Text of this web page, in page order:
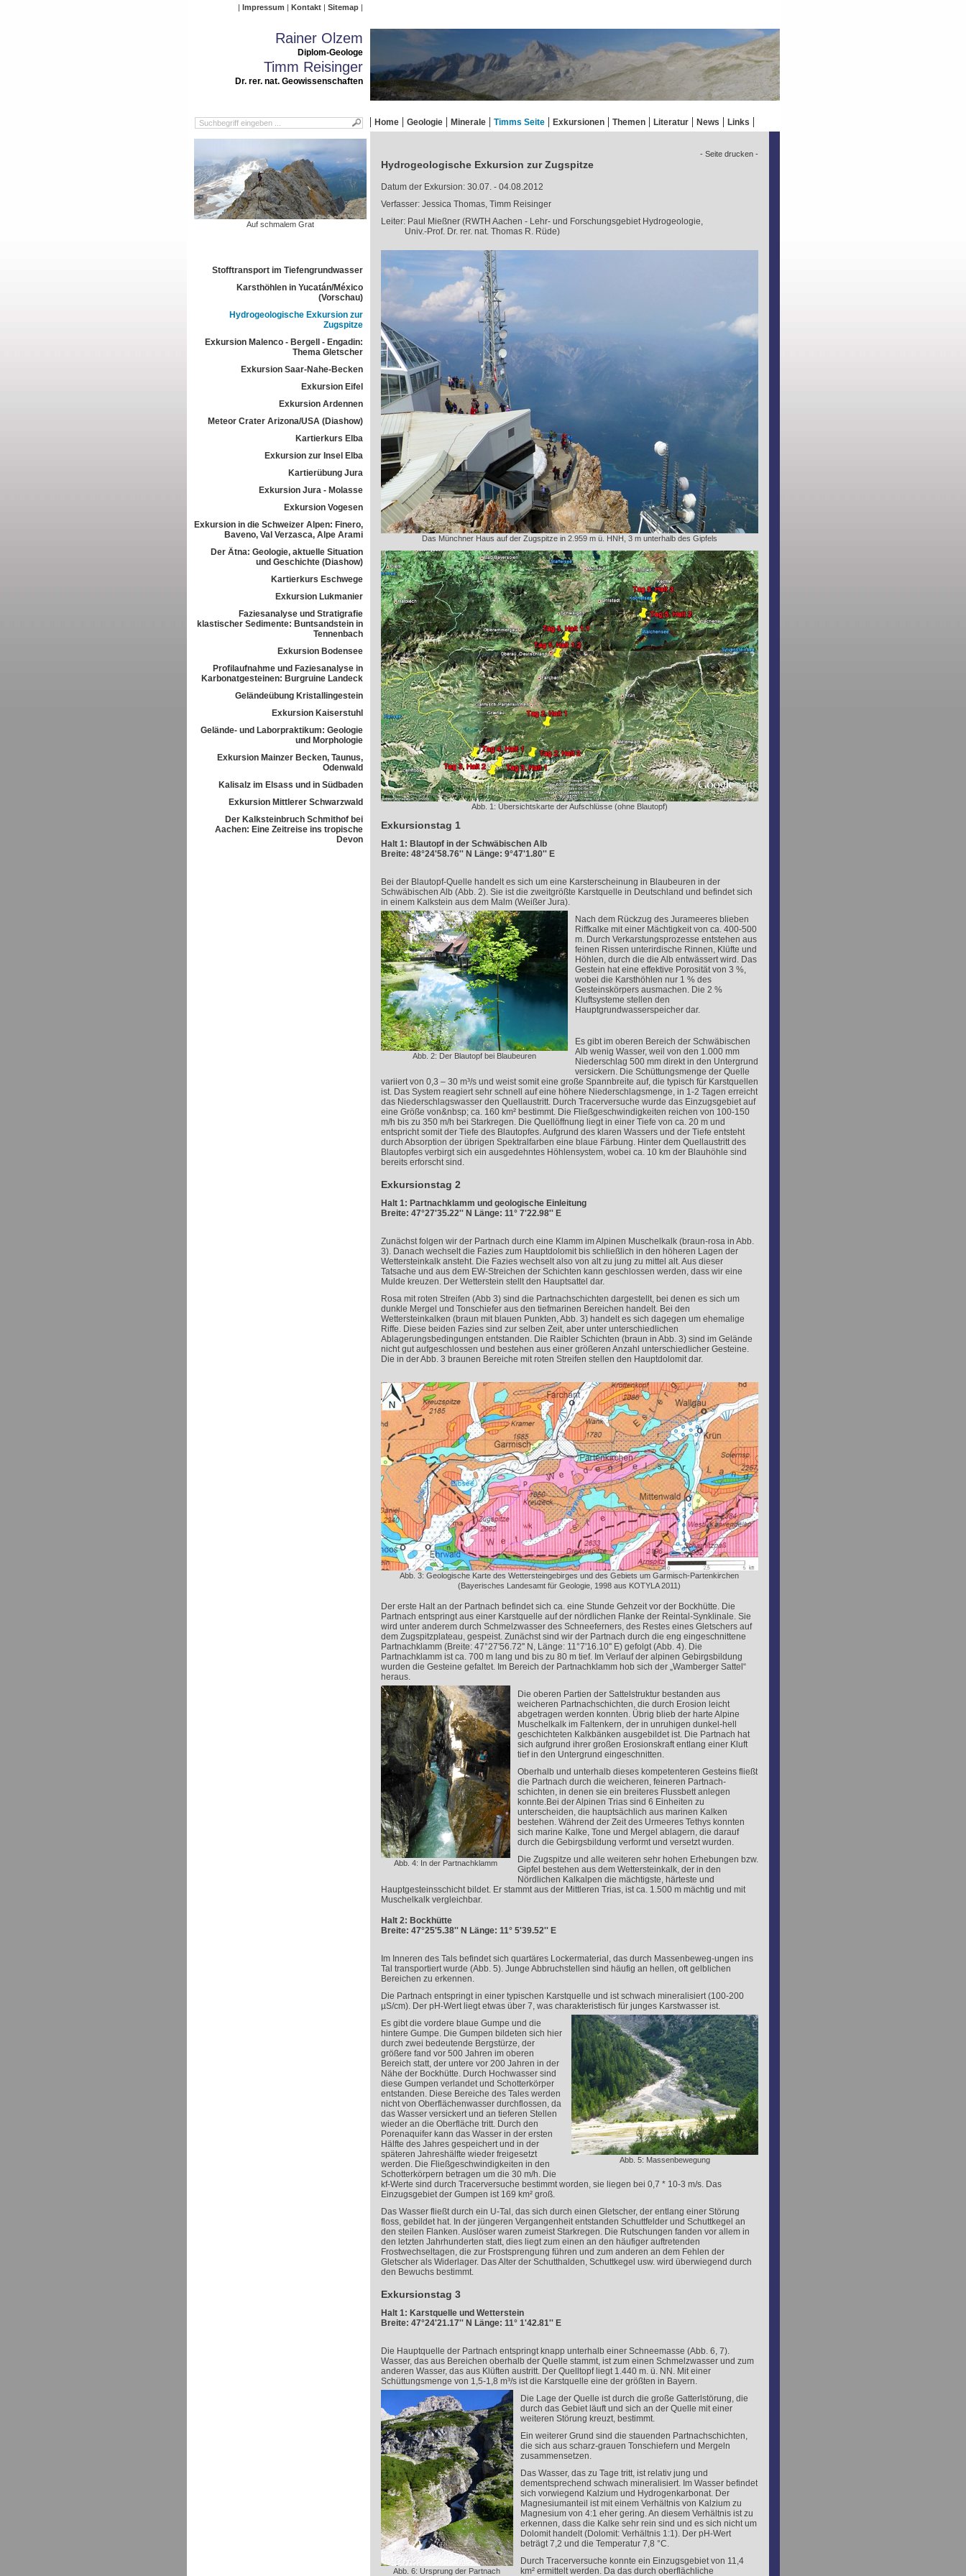
Impressum Kontakt Sitemap
Rainer Olzem
Diplom-Geologe
Timm Reisinger
Dr. rer. nat. Geowissenschaften
Home Geologie Minerale Timms Seite Exkursionen Themen Literatur News Links
Auf schmalem Grat
Stofftransport im Tiefengrundwasser
Karsthöhlen in Yucatán/México
(Vorschau)
Hydrogeologische Exkursion zur
Zugspitze
Exkursion Malenco - Bergell - Engadin:
Thema Gletscher
Exkursion Saar-Nahe-Becken
Exkursion Eifel
Exkursion Ardennen
Meteor Crater Arizona/USA (Diashow)
Kartierkurs Elba
Exkursion zur Insel Elba
Kartierübung Jura
Exkursion Jura - Molasse
Exkursion Vogesen
Exkursion in die Schweizer Alpen: Finero,
Baveno, Val Verzasca, Alpe Arami
Der Ätna: Geologie, aktuelle Situation
und Geschichte (Diashow)
Kartierkurs Eschwege
Exkursion Lukmanier
Faziesanalyse und Stratigrafie
klastischer Sedimente: Buntsandstein in
Tennenbach
Exkursion Bodensee
Profilaufnahme und Faziesanalyse in
Karbonatgesteinen: Burgruine Landeck
Geländeübung Kristallingestein
Exkursion Kaiserstuhl
Gelände- und Laborpraktikum: Geologie
und Morphologie
Exkursion Mainzer Becken, Taunus,
Odenwald
Kalisalz im Elsass und in Südbaden
Exkursion Mittlerer Schwarzwald
Der Kalksteinbruch Schmithof bei
Aachen: Eine Zeitreise ins tropische
Devon
- Seite drucken -
Hydrogeologische Exkursion zur Zugspitze
Datum der Exkursion: 30.07. - 04.08.2012
Verfasser: Jessica Thomas, Timm Reisinger
Leiter: Paul Mießner (RWTH Aachen - Lehr- und Forschungsgebiet Hydrogeologie,
Univ.-Prof. Dr. rer. nat. Thomas R. Rüde)
Das Münchner Haus auf der Zugspitze in 2.959 m ü. HNH, 3 m unterhalb des Gipfels
Abb. 1: Übersichtskarte der Aufschlüsse (ohne Blautopf)
Exkursionstag 1
Halt 1: Blautopf in der Schwäbischen Alb
Breite: 48°24'58.76'' N Länge: 9°47'1.80'' E
Bei der Blautopf-Quelle handelt es sich um eine Karsterscheinung in Blaubeuren in der
Schwäbischen Alb (Abb. 2). Sie ist die zweitgrößte Karstquelle in Deutschland und befindet sich
in einem Kalkstein aus dem Malm (Weißer Jura).
Abb. 2: Der Blautopf bei Blaubeuren
Nach dem Rückzug des Jurameeres blieben
Riffkalke mit einer Mächtigkeit von ca. 400-500
m. Durch Verkarstungsprozesse entstehen aus
feinen Rissen unterirdische Rinnen, Klüfte und
Höhlen, durch die die Alb entwässert wird. Das
Gestein hat eine effektive Porosität von 3 %,
wobei die Karsthöhlen nur 1 % des
Gesteinskörpers ausmachen. Die 2 %
Kluftsysteme stellen den
Hauptgrundwasserspeicher dar.
Es gibt im oberen Bereich der Schwäbischen
Alb wenig Wasser, weil von den 1.000 mm
Niederschlag 500 mm direkt in den Untergrund
versickern. Die Schüttungsmenge der Quelle
variiert von 0,3 – 30 m³/s und weist somit eine große Spannbreite auf, die typisch für Karstquellen
ist. Das System reagiert sehr schnell auf eine höhere Niederschlagsmenge, in 1-2 Tagen erreicht
das Niederschlagswasser den Quellaustritt. Durch Tracerversuche wurde das Einzugsgebiet auf
eine Größe von&nbsp; ca. 160 km² bestimmt. Die Fließgeschwindigkeiten reichen von 100-150
m/h bis zu 350 m/h bei Starkregen. Die Quellöffnung liegt in einer Tiefe von ca. 20 m und
entspricht somit der Tiefe des Blautopfes. Aufgrund des klaren Wassers und der Tiefe entsteht
durch Absorption der übrigen Spektralfarben eine blaue Färbung. Hinter dem Quellaustritt des
Blautopfes verbirgt sich ein ausgedehntes Höhlensystem, wobei ca. 10 km der Blauhöhle sind
bereits erforscht sind.
Exkursionstag 2
Halt 1: Partnachklamm und geologische Einleitung
Breite: 47°27'35.22'' N Länge: 11° 7'22.98'' E
Zunächst folgen wir der Partnach durch eine Klamm im Alpinen Muschelkalk (braun-rosa in Abb.
3). Danach wechselt die Fazies zum Hauptdolomit bis schließlich in den höheren Lagen der
Wettersteinkalk ansteht. Die Fazies wechselt also von alt zu jung zu mittel alt. Aus dieser
Tatsache und aus dem EW-Streichen der Schichten kann geschlossen werden, dass wir eine
Mulde kreuzen. Der Wetterstein stellt den Hauptsattel dar.
Rosa mit roten Streifen (Abb 3) sind die Partnachschichten dargestellt, bei denen es sich um
dunkle Mergel und Tonschiefer aus den tiefmarinen Bereichen handelt. Bei den
Wettersteinkalken (braun mit blauen Punkten, Abb. 3) handelt es sich dagegen um ehemalige
Riffe. Diese beiden Fazies sind zur selben Zeit, aber unter unterschiedlichen
Ablagerungsbedingungen entstanden. Die Raibler Schichten (braun in Abb. 3) sind im Gelände
nicht gut aufgeschlossen und bestehen aus einer größeren Anzahl unterschiedlicher Gesteine.
Die in der Abb. 3 braunen Bereiche mit roten Streifen stellen den Hauptdolomit dar.
Abb. 3: Geologische Karte des Wettersteingebirges und des Gebiets um Garmisch-Partenkirchen
(Bayerisches Landesamt für Geologie, 1998 aus KOTYLA 2011)
Der erste Halt an der Partnach befindet sich ca. eine Stunde Gehzeit vor der Bockhütte. Die
Partnach entspringt aus einer Karstquelle auf der nördlichen Flanke der Reintal-Synklinale. Sie
wird unter anderem durch Schmelzwasser des Schneeferners, des Restes eines Gletschers auf
dem Zugspitzplateau, gespeist. Zunächst sind wir der Partnach durch die eng eingeschnittene
Partnachklamm (Breite: 47°27'56.72'' N, Länge: 11°7'16.10'' E) gefolgt (Abb. 4). Die
Partnachklamm ist ca. 700 m lang und bis zu 80 m tief. Im Verlauf der alpinen Gebirgsbildung
wurden die Gesteine gefaltet. Im Bereich der Partnachklamm hob sich der „Wamberger Sattel“
heraus.
Abb. 4: In der Partnachklamm
Die oberen Partien der Sattelstruktur bestanden aus
weicheren Partnachschichten, die durch Erosion leicht
abgetragen werden konnten. Übrig blieb der harte Alpine
Muschelkalk im Faltenkern, der in unruhigen dunkel-hell
geschichteten Kalkbänken ausgebildet ist. Die Partnach hat
sich aufgrund ihrer großen Erosionskraft entlang einer Kluft
tief in den Untergrund eingeschnitten.
Oberhalb und unterhalb dieses kompetenteren Gesteins fließt
die Partnach durch die weicheren, feineren Partnach-
schichten, in denen sie ein breiteres Flussbett anlegen
konnte.Bei der Alpinen Trias sind 6 Einheiten zu
unterscheiden, die hauptsächlich aus marinen Kalken
bestehen. Während der Zeit des Urmeeres Tethys konnten
sich marine Kalke, Tone und Mergel ablagern, die darauf
durch die Gebirgsbildung verformt und versetzt wurden.
Die Zugspitze und alle weiteren sehr hohen Erhebungen bzw.
Gipfel bestehen aus dem Wettersteinkalk, der in den
Nördlichen Kalkalpen die mächtigste, härteste und
Hauptgesteinsschicht bildet. Er stammt aus der Mittleren Trias, ist ca. 1.500 m mächtig und mit
Muschelkalk vergleichbar.
Halt 2: Bockhütte
Breite: 47°25'5.38'' N Länge: 11° 5'39.52'' E
Im Inneren des Tals befindet sich quartäres Lockermaterial, das durch Massenbeweg-ungen ins
Tal transportiert wurde (Abb. 5). Junge Abbruchstellen sind häufig an hellen, oft gelblichen
Bereichen zu erkennen.
Die Partnach entspringt in einer typischen Karstquelle und ist schwach mineralisiert (100-200
µS/cm). Der pH-Wert liegt etwas über 7, was charakteristisch für junges Karstwasser ist.
Abb. 5: Massenbewegung
Es gibt die vordere blaue Gumpe und die
hintere Gumpe. Die Gumpen bildeten sich hier
durch zwei bedeutende Bergstürze, der
größere fand vor 500 Jahren im oberen
Bereich statt, der untere vor 200 Jahren in der
Nähe der Bockhütte. Durch Hochwasser sind
diese Gumpen verlandet und Schotterkörper
entstanden. Diese Bereiche des Tales werden
nicht von Oberflächenwasser durchflossen, da
das Wasser versickert und an tieferen Stellen
wieder an die Oberfläche tritt. Durch den
Porenaquifer kann das Wasser in der ersten
Hälfte des Jahres gespeichert und in der
späteren Jahreshälfte wieder freigesetzt
werden. Die Fließgeschwindigkeiten in den
Schotterkörpern betragen um die 30 m/h. Die
kf-Werte sind durch Tracerversuche bestimmt worden, sie liegen bei 0,7 * 10-3 m/s. Das
Einzugsgebiet der Gumpen ist 169 km² groß.
Das Wasser fließt durch ein U-Tal, das sich durch einen Gletscher, der entlang einer Störung
floss, gebildet hat. In der jüngeren Vergangenheit entstanden Schuttfelder und Schuttkegel an
den steilen Flanken. Auslöser waren zumeist Starkregen. Die Rutschungen fanden vor allem in
den letzten Jahrhunderten statt, dies liegt zum einen an den häufiger auftretenden
Frostwechseltagen, die zur Frostsprengung führen und zum anderen an dem Fehlen der
Gletscher als Widerlager. Das Alter der Schutthalden, Schuttkegel usw. wird überwiegend durch
den Bewuchs bestimmt.
Exkursionstag 3
Halt 1: Karstquelle und Wetterstein
Breite: 47°24'21.17'' N Länge: 11° 1'42.81'' E
Die Hauptquelle der Partnach entspringt knapp unterhalb einer Schneemasse (Abb. 6, 7).
Wasser, das aus Bereichen oberhalb der Quelle stammt, ist zum einen Schmelzwasser und zum
anderen Wasser, das aus Klüften austritt. Der Quelltopf liegt 1.440 m. ü. NN. Mit einer
Schüttungsmenge von 1,5-1,8 m³/s ist die Karstquelle eine der größten in Bayern.
Abb. 6: Ursprung der Partnach
Die Lage der Quelle ist durch die große Gatterlstörung, die
durch das Gebiet läuft und sich an der Quelle mit einer
weiteren Störung kreuzt, bestimmt.
Ein weiterer Grund sind die stauenden Partnachschichten,
die sich aus scharz-grauen Tonschiefern und Mergeln
zusammensetzen.
Das Wasser, das zu Tage tritt, ist relativ jung und
dementsprechend schwach mineralisiert. Im Wasser befindet
sich vorwiegend Kalzium und Hydrogenkarbonat. Der
Magnesiumanteil ist mit einem Verhältnis von Kalzium zu
Magnesium von 4:1 eher gering. An diesem Verhältnis ist zu
erkennen, dass die Kalke sehr rein sind und es sich nicht um
Dolomit handelt (Dolomit: Verhältnis 1:1). Der pH-Wert
beträgt 7,2 und die Temperatur 7,8 °C.
Durch Tracerversuche konnte ein Einzugsgebiet von 11,4
km² ermittelt werden. Da das durch oberflächliche